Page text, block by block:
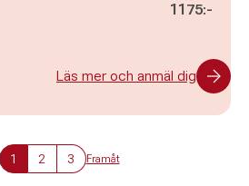
1175:-
Läs mer och anmäl dig
1 2 3 Framåt